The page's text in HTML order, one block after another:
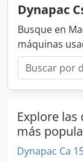
Dynapac
Busque en
máquinas
Explore
más
Dynapac Ca